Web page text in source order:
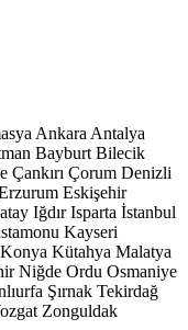
Ankara Antalya
Bayburt Bilecik
Çankırı Çorum Denizli
Eskişehir
Iğdır Isparta İstanbul
Kayseri
Konya Kütahya Malatya
Niğde Ordu Osmaniye
Şırnak Tekirdağ
Zonguldak